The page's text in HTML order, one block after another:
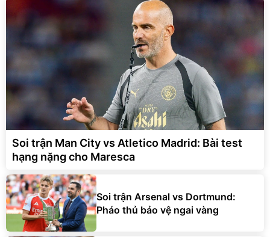
Soi trận Man City vs Atletico Madrid: Bài test
hạng nặng cho Maresca
Soi trận Arsenal vs Dortmund:
Pháo thủ bảo vệ ngai vàng